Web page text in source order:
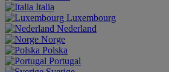
Italia
Luxembourg
Nederland
Norge
Polska
Portugal